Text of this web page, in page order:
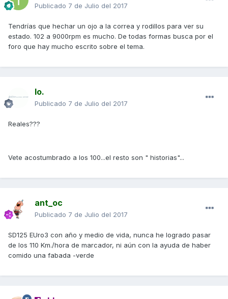
Publicado 7 de Julio del 2017
Tendrías que hechar un ojo a la correa y rodillos para ver su
estado. 102 a 9000rpm es mucho. De todas formas busca por el
foro que hay mucho escrito sobre el tema.
Io.
Publicado 7 de Julio del 2017
Reales???
Vete acostumbrado a los 100...el resto son " historias"...
ant_oc
Publicado 7 de Julio del 2017
SD125 EUro3 con año y medio de vida, nunca he logrado pasar
de los 110 Km./hora de marcador, ni aún con la ayuda de haber
comido una fabada -verde